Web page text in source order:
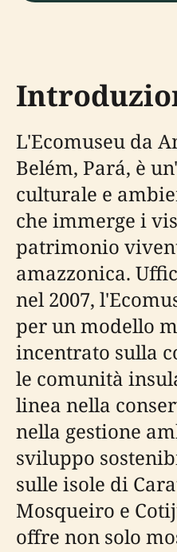
L'Ecomuseu da
Belém, Pará, è
culturale e
che immerge i
patrimonio
amazzonica.
nel 2007,
per un modello
incentrato sulla
le comunità
linea nella
nella gestione
sviluppo
sulle isole di
Mosqueiro e
offre non solo